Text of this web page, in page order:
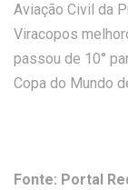
Aviação Civil da
Viracopos
passou de 10°
Copa do Mundo
Fonte: Portal